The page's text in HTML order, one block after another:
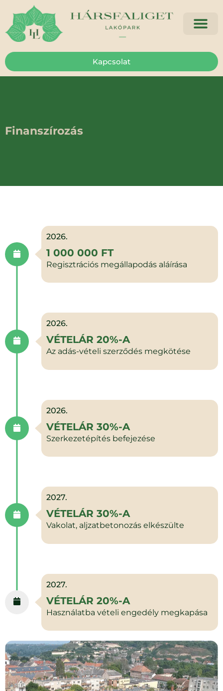
Kapcsolat
Finanszírozás
2026.
1 000 000 FT
Regisztrációs megállapodás aláírása
2026.
VÉTELÁR 20%-A
Az adás-vételi szerződés megkötése
2026.
VÉTELÁR 30%-A
Szerkezetépítés befejezése
2027.
VÉTELÁR 30%-A
Vakolat, aljzatbetonozás elkészülte
2027.
VÉTELÁR 20%-A
Használatba vételi engedély megkapása